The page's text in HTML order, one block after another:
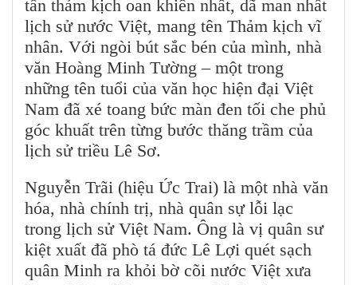
tấn thảm kịch oan khiên nhất, dã man nhất
lịch sử nước Việt, mang tên Thảm kịch vĩ
nhân. Với ngòi bút sắc bén của mình, nhà
văn Hoàng Minh Tường – một trong
những tên tuổi của văn học hiện đại Việt
Nam đã xé toang bức màn đen tối che phủ
góc khuất trên từng bước thăng trầm của
lịch sử triều Lê Sơ.
Nguyễn Trãi (hiệu Ức Trai) là một nhà văn
hóa, nhà chính trị, nhà quân sự lỗi lạc
trong lịch sử Việt Nam. Ông là vị quân sư
kiệt xuất đã phò tá đức Lê Lợi quét sạch
quân Minh ra khỏi bờ cõi nước Việt xưa